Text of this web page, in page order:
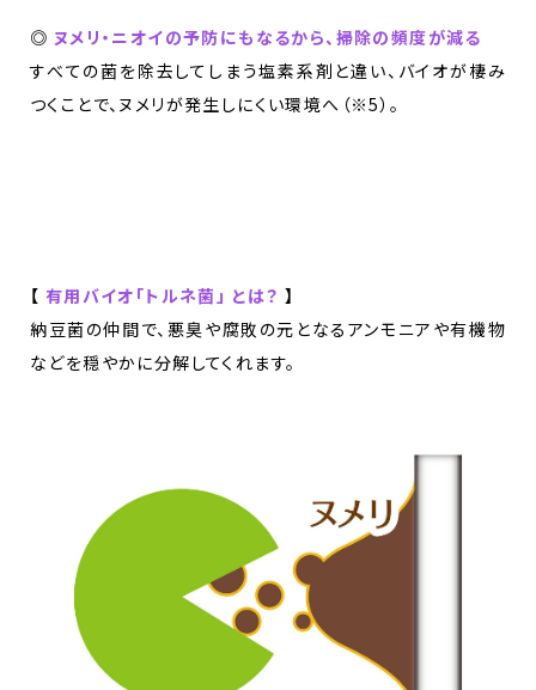
◎ ヌメリ・ニオイの予防にもなるから、掃除の頻度が減る
すべての菌を除去してしまう塩素系剤と違い、バイオが棲み
つくことで、ヌメリが発生しにくい環境へ（※5）。
【 有用バイオ「トルネ菌」 とは？】
納豆菌の仲間で、悪臭や腐敗の元となるアンモニアや有機物
などを穏やかに分解してくれます。